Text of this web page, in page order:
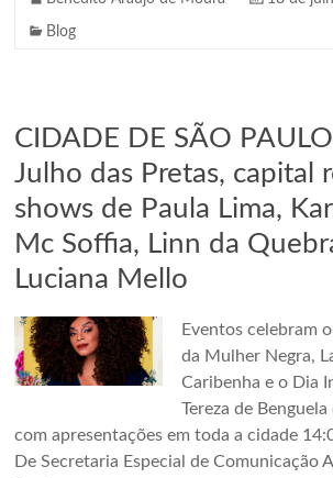
Brazil
Blog
CIDADE DE SÃO
Julho das Pretas, capital
shows de Paula Lima,
Mc Soffia, Linn da
Luciana Mello
Eventos celebram
da Mulher Negra,
Caribenha e o Dia
Tereza de
com apresentações em toda a cidade
De Secretaria Especial de Comunicação